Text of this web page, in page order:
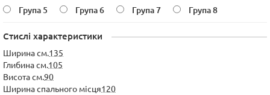
Група 5
Група 6 Група 7 Група 8
Стислі характеристики
Ширина см.135
Глибина см.105
Висота см.90
Ширина спального місця120